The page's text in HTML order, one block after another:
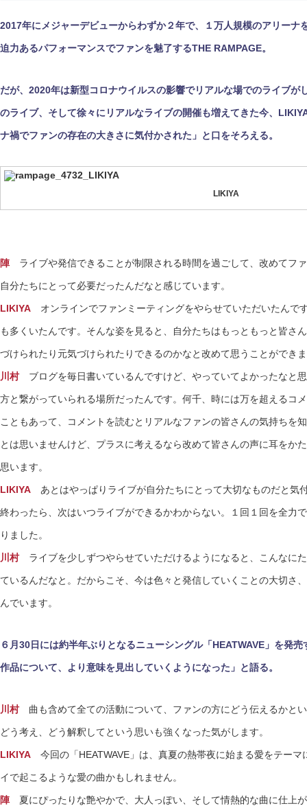
2017年にメジャーデビューからわずか２年で、１万人規模のアリーナ
迫力あるパフォーマンスでファンを魅了するTHE RAMPAGE。
だが、2020年は新型コロナウイルスの影響でリアルな場でのライブが
のライブ、そして徐々にリアルなライブの開催も増えてきた今、
ナ禍でファンの存在の大きさに気付かされた」と口をそろえる。
LIKIYA
陣ライブや発信できることが制限される時間を過ごして、改めてフ
自分たちにとって必要だったんだなと感じています。
LIKIYA オンラインでファンミーティングをやらせていただいたんで
も多くいたんです。そんな姿を見ると、自分たちはもっともっと皆さ
づけられたり元気づけられたりできるのかなと改めて思うことができ
川村ブログを毎日書いているんですけど、やっていてよかったなと
方と繋がっていられる場所だったんです。何千、時には万を超えるコ
こともあって、コメントを読むとリアルなファンの皆さんの気持ちを
とは思いませんけど、プラスに考えるなら改めて皆さんの声に耳をか
思います。
LIKIYA あとはやっぱりライブが自分たちにとって大切なものだと気
終わったら、次はいつライブができるかわからない。１回１回を全力
りました。
川村ライブを少しずつやらせていただけるようになると、こんなに
ているんだなと。だからこそ、今は色々と発信していくことの大切さ
んでいます。
６月30日には約半年ぶりとなるニューシングル「HEATWAVE」を発
作品について、より意味を見出していくようになった」と語る。
川村曲も含めて全ての活動について、ファンの方にどう伝えるかと
どう考え、どう解釈してという思いも強くなった気がします。
LIKIYA 今回の「HEATWAVE」は、真夏の熱帯夜に始まる愛をテーマ
イで起こるような愛の曲かもしれません。
陣夏にぴったりな艶やかで、大人っぽい、そして情熱的な曲に仕上